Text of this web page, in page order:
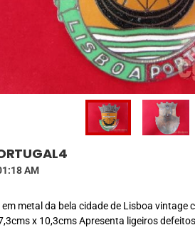
AM
metal da bela cidade de Lisboa
x 10,3cms Apresenta ligeiros